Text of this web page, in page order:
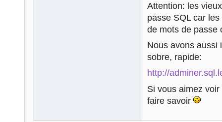
Attention: les
passe SQL car
de mots de passe
Nous avons aussi
sobre, rapide:
http://
Si vous aimez
faire savoir